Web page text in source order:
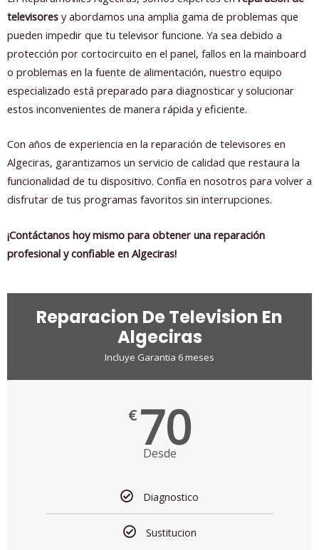
televisores y abordamos una amplia gama de problemas que
pueden impedir que tu televisor funcione. Ya sea debido a
protección por cortocircuito en el panel, fallos en la mainboard
o problemas en la fuente de alimentación, nuestro equipo
especializado está preparado para diagnosticar y solucionar
estos inconvenientes de manera rápida y eficiente.
Con años de experiencia en la reparación de televisores en
Algeciras, garantizamos un servicio de calidad que restaura la
funcionalidad de tu dispositivo. Confía en nosotros para volver a
disfrutar de tus programas favoritos sin interrupciones.
¡Contáctanos hoy mismo para obtener una reparación
profesional y confiable en Algeciras!
Reparacion De Television En
Algeciras
Incluye Garantia 6 meses
€ 70
Desde
Diagnostico
Sustitucion